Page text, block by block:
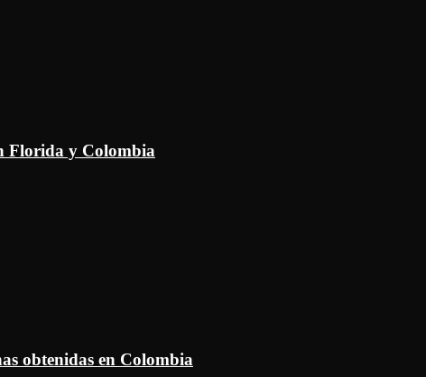
Florida y Colombia
obtenidas en Colombia